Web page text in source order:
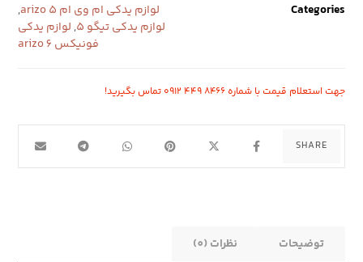
Categories لوازم یدکی ام وی ام arizo 5
,
لوازم یدکی تیگو 5
, لوازم یدکی
فونیکس arizo 6
جهت استعلام قیمت با شماره ۸۴۶۶ ۴۴۹ ۰۹۱۲ تماس بگیرید!
توضیحات نظرات (0)